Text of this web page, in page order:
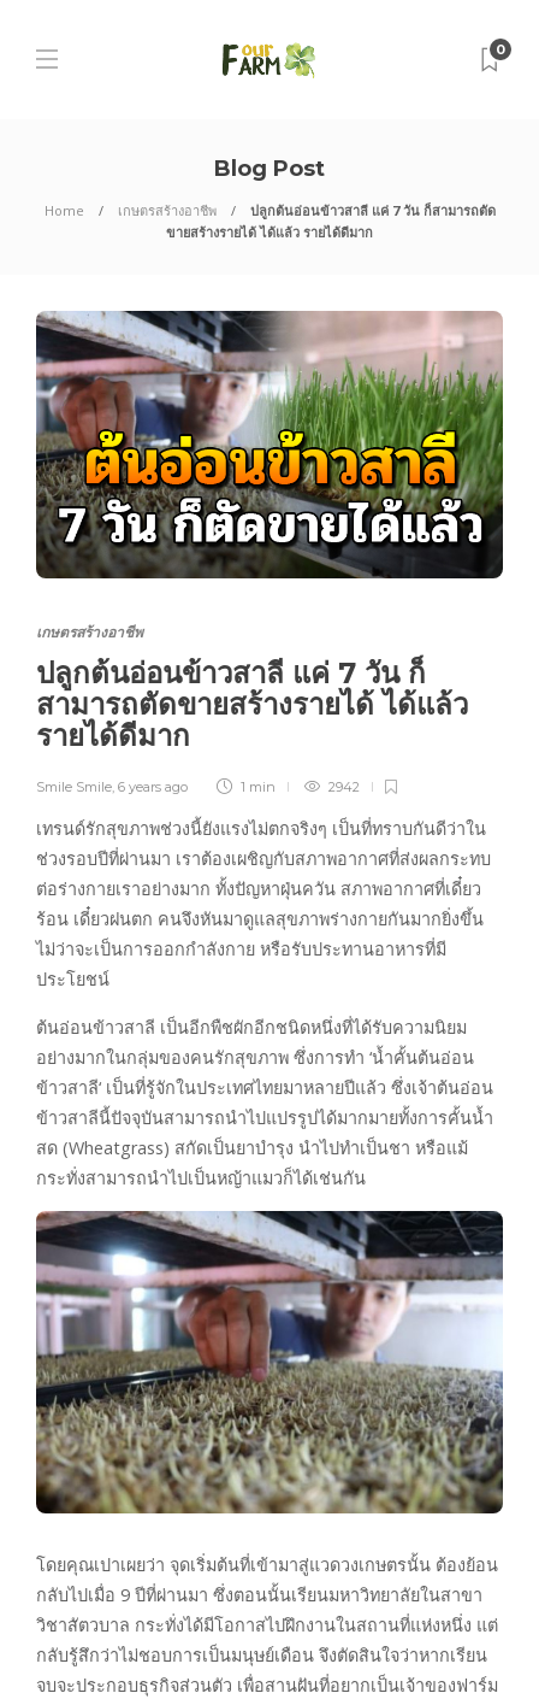
0
Blog Post
Home เกษตรสร้างอาชีพ
ปลูกต้นอ่อนข้าวสาลี แค่ 7 วัน ก็สามารถตัด
ขายสร้างรายได้ ได้แล้ว รายได้ดีมาก
เกษตรสร้างอาชีพ
ปลูกต้นอ่อนข้าวสาลี แค่ 7 วัน ก็
สามารถตัดขายสร้างรายได้ ได้แล้ว
รายได้ดีมาก
Smile Smile 6 years ago 1 min 2942
เทรนด์รักสุขภาพช่วงนี้ยังแรงไม่ตกจริงๆ เป็นที่ทราบกันดีว่าใน
ช่วงรอบปีที่ผ่านมา เราต้องเผชิญกับสภาพอากาศที่ส่งผลกระทบ
ต่อร่างกายเราอย่างมาก ทั้งปัญหาฝุ่นควัน สภาพอากาศที่เดี๋ยว
ร้อน เดี๋ยวฝนตก คนจึงหันมาดูแลสุขภาพร่างกายกันมากยิ่งขึ้น
ไม่ว่าจะเป็นการออกกำลังกาย หรือรับประทานอาหารที่มี
ประโยชน์
ต้นอ่อนข้าวสาลี เป็นอีกพืชผักอีกชนิดหนึ่งที่ได้รับความนิยม
อย่างมากในกลุ่มของคนรักสุขภาพ ซึ่งการทำ ‘น้ำคั้นต้นอ่อน
ข้าวสาลี‘ เป็นที่รู้จักในประเทศไทยมาหลายปีแล้ว ซึ่งเจ้าต้นอ่อน
ข้าวสาลีนี้ปัจจุบันสามารถนำไปแปรรูปได้มากมายทั้งการคั้นน้ำ
สด (Wheatgrass) สกัดเป็นยาบำรุง นำไปทำเป็นชา หรือแม้
กระทั่งสามารถนำไปเป็นหญ้าแมวก็ได้เช่นกัน
โดยคุณเปาเผยว่า จุดเริ่มต้นที่เข้ามาสู่แวดวงเกษตรนั้น ต้องย้อน
กลับไปเมื่อ 9 ปีที่ผ่านมา ซึ่งตอนนั้นเรียนมหาวิทยาลัยในสาขา
วิชาสัตวบาล กระทั่งได้มีโอกาสไปฝึกงานในสถานที่แห่งหนึ่ง แต่
กลับรู้สึกว่าไม่ชอบการเป็นมนุษย์เดือน จึงตัดสินใจว่าหากเรียน
จบจะประกอบธุรกิจส่วนตัว เพื่อสานฝันที่อยากเป็นเจ้าของฟาร์ม